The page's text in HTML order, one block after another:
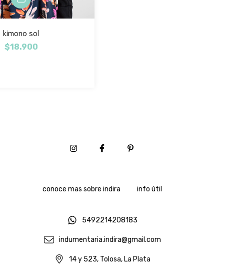
kimono sol
$18.900
conoce mas sobre indira info útil
5492214208183
indumentaria.indira@gmail.com
14 y 523, Tolosa, La Plata